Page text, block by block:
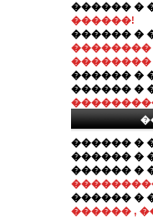
������ �
������!
������ �
��������
��������
������ �
������ �
������ �
������ �
������ �
������ �
������ ,